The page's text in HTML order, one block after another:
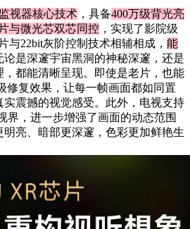
视器核心技术 ，具备400万级背光亮
与微光芯双芯同控 ，实现了影院级
与22bit灰阶控制技术相辅相成， 能
论是深邃宇宙黑洞的神秘深邃，还是
都能清晰呈现。即使是老片，也能
修复效果，让每一帧画面都如同置
震撼的视觉感受。此外，电视支持
界，进一步增强了画面的动态范围
亮、暗部更深邃，色彩更加鲜艳生